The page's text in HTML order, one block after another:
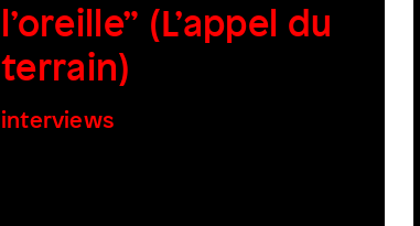
l’oreille” (L’appel du
terrain)
interviews